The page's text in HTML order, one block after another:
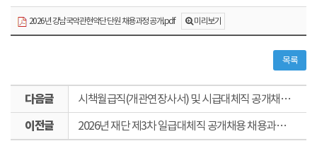
2026년 강남국악관현악단 단원 채용과정 공개.pdf 미리보기
목록
시책월급직(개관연장사서) 및 시급대체직 공개채용 서류전형 합격자 및 면접전형 일정공고
2026년 재단 제3차 일급대체직 공개채용 채용과정 공개